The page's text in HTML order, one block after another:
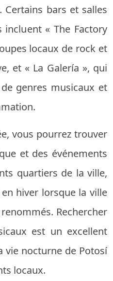
bars et salles
« The Factory
locaux de rock et
et « La Galería », qui
genres musicaux et
vous pourrez trouver
et des événements
quartiers de la ville,
hiver lorsque la ville
Rechercher
est un excellent
vie nocturne de Potosí
locaux.